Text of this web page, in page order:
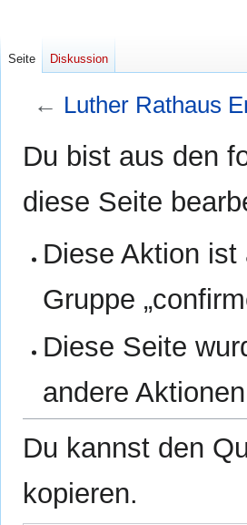
← Luther Rathaus
Zur
Navigation
Zur
Suche
Du bist aus den
diese Seite
Diese Aktion
Gruppe
Diese Seite
andere
Du kannst den
kopieren.
Seite Diskussion